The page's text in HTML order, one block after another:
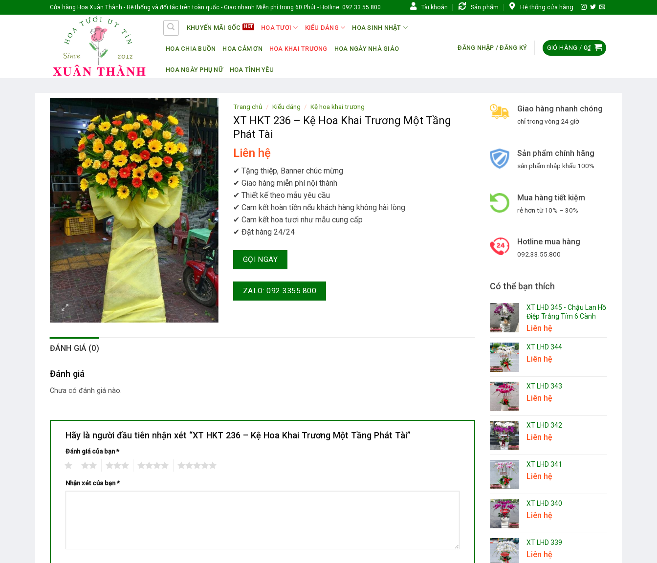
to
Cửa hàng Hoa Xuân Thành - Hệ thống và đối tác trên toàn quốc - Giao nhanh Miễn phí trong 60 Phút - Hotline: 092.33.55.800 Tài khoản Sản phẩm Hệ thống cửa hàng
KHUYẾN MÃI GỐC HOA TƯƠI KIỂU DÁNG HOA SINH NHẬT
HOA CHIA BUỒN HOA CẢM ƠN HOA KHAI TRƯƠNG HOA NGÀY NHÀ GIÁO
HOA NGÀY PHỤ NỮ HOA TÌNH YÊU
ĐĂNG NHẬP / ĐĂNG KÝ GIỎ HÀNG / 0₫
Giao hàng nhanh chóng
chỉ trong vòng 24 giờ
Sản phẩm chính hãng
sản phẩm nhập khẩu 100%
Mua hàng tiết kiệm
rẻ hơn từ 10% – 30%
Hotline mua hàng
092.33.55.800
Có thể bạn thích
XT LHD 345 - Chậu Lan Hồ
Điệp Trắng Tím 6 Cành
Liên hệ
XT LHD 344
Liên hệ
XT LHD 343
Liên hệ
XT LHD 342
Liên hệ
XT LHD 341
Liên hệ
XT LHD 340
Liên hệ
XT LHD 339
Liên hệ
Trang chủ / Kiểu dáng / Kệ hoa khai trương
XT HKT 236 – Kệ Hoa Khai Trương Một Tầng
Phát Tài
Liên hệ
✔ Tặng thiệp, Banner chúc mừng
✔ Giao hàng miễn phí nội thành
✔ Thiết kế theo mẫu yêu cầu
✔ Cam kết hoàn tiền nếu khách hàng không hài lòng
✔ Cam kết hoa tươi như mẫu cung cấp
✔ Đặt hàng 24/24
GỌI NGAY
ZALO: 092.3355.800
ĐÁNH GIÁ (0)
Đánh giá
Chưa có đánh giá nào.
Hãy là người đầu tiên nhận xét “XT HKT 236 – Kệ Hoa Khai Trương Một Tầng Phát Tài”
Đánh giá của bạn*
Nhận xét của bạn*